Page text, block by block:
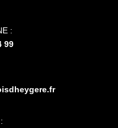
:
99